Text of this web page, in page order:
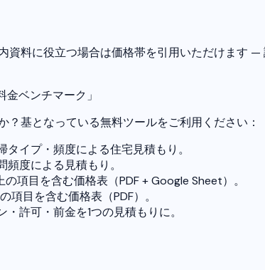
資料に役立つ場合は価格帯を引用いただけます
ベンチマーク」
基となっている無料ツールをご利用ください：
イプ・頻度による住宅見積もり。
度による見積もり。
項目を含む価格表（PDF + Google Sheet）。
項目を含む価格表（PDF）。
許可・前金を1つの見積もりに。